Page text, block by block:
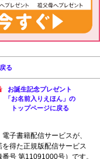
る
お誕生記念プレゼント
「お名前入りえほん」の
トップページに戻る
子書籍配信サービスが、
得た正規版配信サービス
号 第11091000号）です。